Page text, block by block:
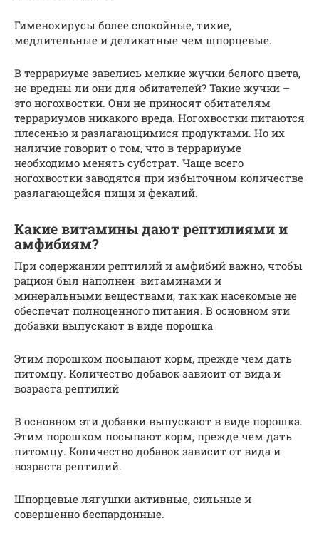
Гименохирусы более спокойные, тихие,
медлительные и деликатные чем шпорцевые.
В террариуме завелись мелкие жучки белого цвета,
не вредны ли они для обитателей? Такие жучки –
это ногохвостки. Они не приносят обитателям
террариумов никакого вреда. Ногохвостки питаются
плесенью и разлагающимися продуктами. Но их
наличие говорит о том, что в террариуме
необходимо менять субстрат. Чаще всего
ногохвостки заводятся при избыточном количестве
разлагающейся пищи и фекалий.
Какие витамины дают рептилиями и
амфибиям?
При содержании рептилий и амфибий важно, чтобы
рацион был наполнен витаминами и
минеральными веществами, так как насекомые не
обеспечат полноценного питания. В основном эти
добавки выпускают в виде порошка
Этим порошком посыпают корм, прежде чем дать
питомцу. Количество добавок зависит от вида и
возраста рептилий
В основном эти добавки выпускают в виде порошка.
Этим порошком посыпают корм, прежде чем дать
питомцу. Количество добавок зависит от вида и
возраста рептилий.
Шпорцевые лягушки активные, сильные и
совершенно беспардонные.